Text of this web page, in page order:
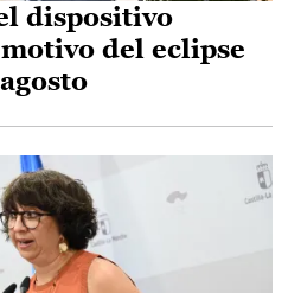
dispositivo
del eclipse